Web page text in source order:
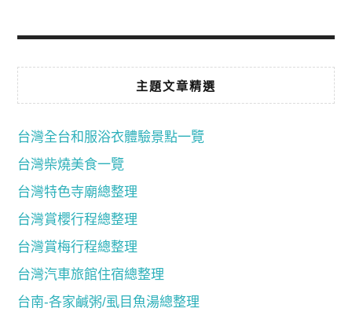
主題文章精選
台灣全台和服浴衣體驗景點一覽
台灣柴燒美食一覽
台灣特色寺廟總整理
台灣賞櫻行程總整理
台灣賞梅行程總整理
台灣汽車旅館住宿總整理
台南-各家鹹粥/虱目魚湯總整理